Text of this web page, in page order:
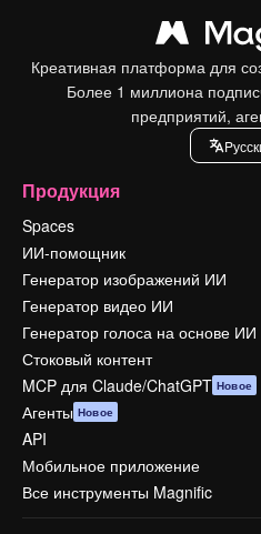
Креативная платформа для
Более 1 миллиона
предприятий,
Продукция
Spaces
ИИ-помощник
Генератор изображений ИИ
Генератор видео ИИ
Генератор голоса на основе ИИ
Стоковый контент
MCP для Claude/ChatGPT Новое
Агенты Новое
API
Мобильное приложение
Все инструменты Magnific